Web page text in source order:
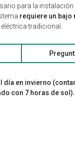
para la instalación
requiere un bajo
tradicional.
día en invierno
con 7 horas de sol).